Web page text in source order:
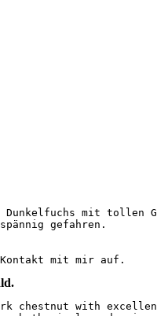
mit tollen
gefahren.
Kontakt mit mir auf.
chestnut with